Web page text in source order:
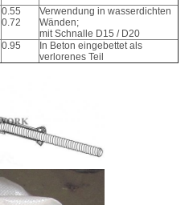
0.55
0.72
Verwendung in wasserdichten
Wänden;
mit Schnalle D15 / D20
0.95
In Beton eingebettet als
verlorenes Teil